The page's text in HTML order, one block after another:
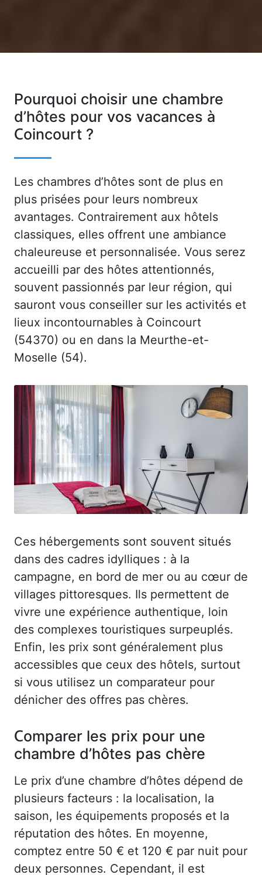
Pourquoi choisir une chambre
d’hôtes pour vos vacances à
Coincourt ?
Les chambres d’hôtes sont de plus en
plus prisées pour leurs nombreux
avantages. Contrairement aux hôtels
classiques, elles offrent une ambiance
chaleureuse et personnalisée. Vous serez
accueilli par des hôtes attentionnés,
souvent passionnés par leur région, qui
sauront vous conseiller sur les activités et
lieux incontournables à Coincourt
(54370) ou en dans la Meurthe-et-
Moselle (54).
Ces hébergements sont souvent situés
dans des cadres idylliques : à la
campagne, en bord de mer ou au cœur de
villages pittoresques. Ils permettent de
vivre une expérience authentique, loin
des complexes touristiques surpeuplés.
Enfin, les prix sont généralement plus
accessibles que ceux des hôtels, surtout
si vous utilisez un comparateur pour
dénicher des offres pas chères.
Comparer les prix pour une
chambre d’hôtes pas chère
Le prix d’une chambre d’hôtes dépend de
plusieurs facteurs : la localisation, la
saison, les équipements proposés et la
réputation des hôtes. En moyenne,
comptez entre 50 € et 120 € par nuit pour
deux personnes. Cependant, il est